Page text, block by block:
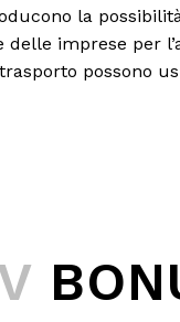
la
delle imprese per
possono